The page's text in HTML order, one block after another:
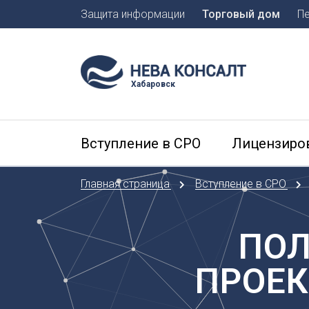
Б
Барнаул
В
Защита информации Торговый дом
Хабаровск
Вступление в СРО
Главная страница Вступление в СРО